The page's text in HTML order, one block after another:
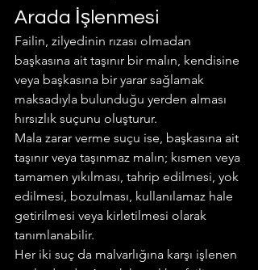
Arada İşlenmesi
Failin, zilyedinin rızası olmadan
başkasına ait taşınır bir malın, kendisine
veya başkasına bir yarar sağlamak
maksadıyla bulunduğu yerden alması
hırsızlık suçunu oluşturur.
Mala zarar verme suçu ise, başkasına ait
taşınır veya taşınmaz malın; kısmen veya
tamamen yıkılması, tahrip edilmesi, yok
edilmesi, bozulması, kullanılamaz hale
getirilmesi veya kirletilmesi olarak
tanımlanabilir.
Her iki suç da malvarlığına karşı işlenen